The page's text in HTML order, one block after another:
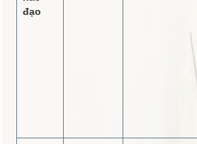
đạo